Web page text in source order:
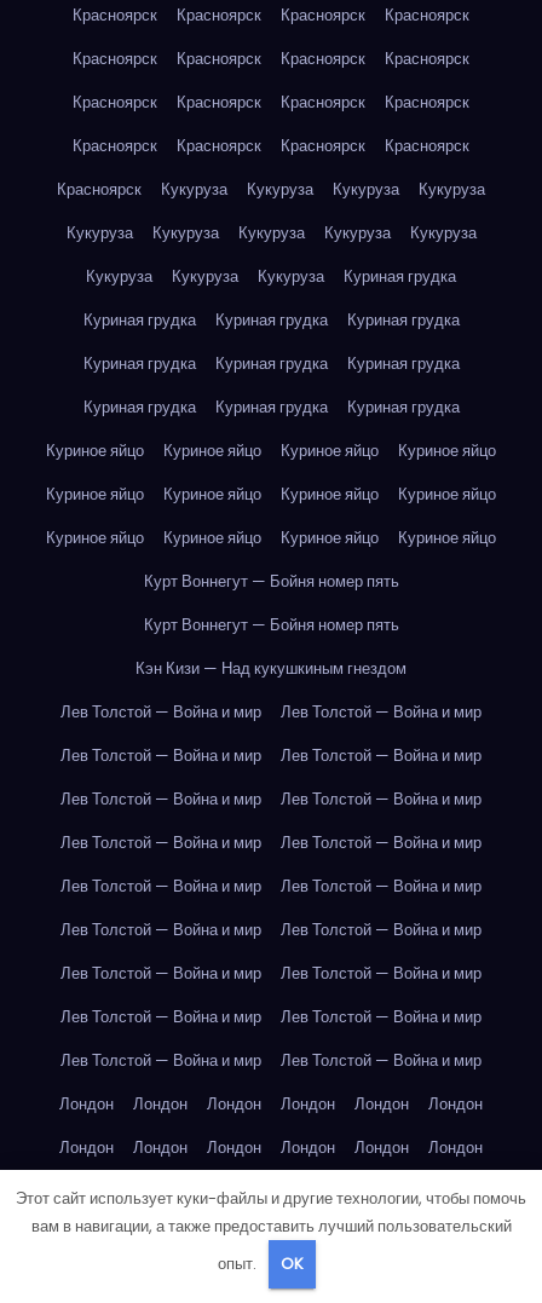
Красноярск
Красноярск Красноярск
Красноярск
Красноярск
Красноярск Красноярск
Красноярск
Красноярск
Красноярск Красноярск
Красноярск
Красноярск
Красноярск Красноярск
Красноярск
Красноярск
Кукуруза Кукуруза Кукуруза
Кукуруза
Кукуруза
Кукуруза Кукуруза Кукуруза
Кукуруза
Кукуруза
Кукуруза Кукуруза
Куриная грудка
Куриная грудка
Куриная грудка
Куриная грудка
Куриная грудка
Куриная грудка
Куриная грудка
Куриная грудка
Куриная грудка
Куриная грудка
Куриное яйцо
Куриное яйцо Куриное яйцо
Куриное яйцо
Куриное яйцо
Куриное яйцо Куриное яйцо
Куриное яйцо
Куриное яйцо
Куриное яйцо Куриное яйцо
Куриное яйцо
Курт Воннегут — Бойня номер пять
Курт Воннегут — Бойня номер пять
Кэн Кизи — Над кукушкиным гнездом
Лев Толстой — Война и мир
Лев Толстой — Война и мир
Лев Толстой — Война и мир
Лев Толстой — Война и мир
Лев Толстой — Война и мир
Лев Толстой — Война и мир
Лев Толстой — Война и мир
Лев Толстой — Война и мир
Лев Толстой — Война и мир
Лев Толстой — Война и мир
Лев Толстой — Война и мир
Лев Толстой — Война и мир
Лев Толстой — Война и мир
Лев Толстой — Война и мир
Лев Толстой — Война и мир
Лев Толстой — Война и мир
Лев Толстой — Война и мир
Лев Толстой — Война и мир
Лондон
Лондон Лондон Лондон Лондон
Лондон
Лондон
Лондон Лондон Лондон Лондон
Лондон
Лондон
Лондон Лондон Лондон Лондон
Лондон
Лондон
Лондон Лондон Лондон
Лос-Анджелес
Этот сайт использует куки-файлы и другие технологии, чтобы помочь
вам в навигации, а также предоставить лучший пользовательский
опыт.
OK